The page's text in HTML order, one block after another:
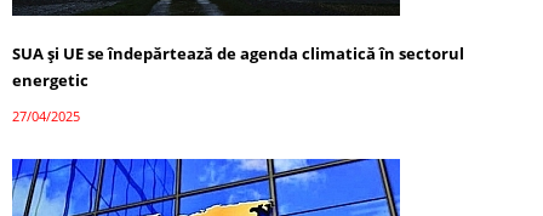
SUA și UE se îndepărtează de agenda climatică în sectorul
energetic
27/04/2025